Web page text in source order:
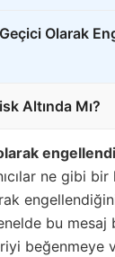
Olarak
Altında Mı?
ne gibi bir
bu
beğenmeye